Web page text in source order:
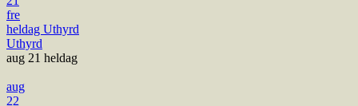
fre
heldag Uthyrd
Uthyrd
aug 21 heldag
aug
22